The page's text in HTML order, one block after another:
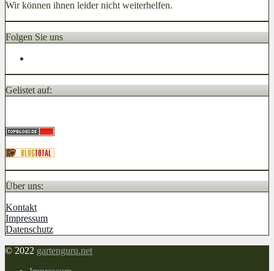
Wir können ihnen leider nicht weiterhelfen.
Folgen Sie uns
Gelistet auf:
Über uns:
Kontakt
Impressum
Datenschutz
© 2022 gartenguru.net